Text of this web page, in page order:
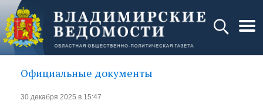
Официальные документы
30 декабря 2025 в 15:47